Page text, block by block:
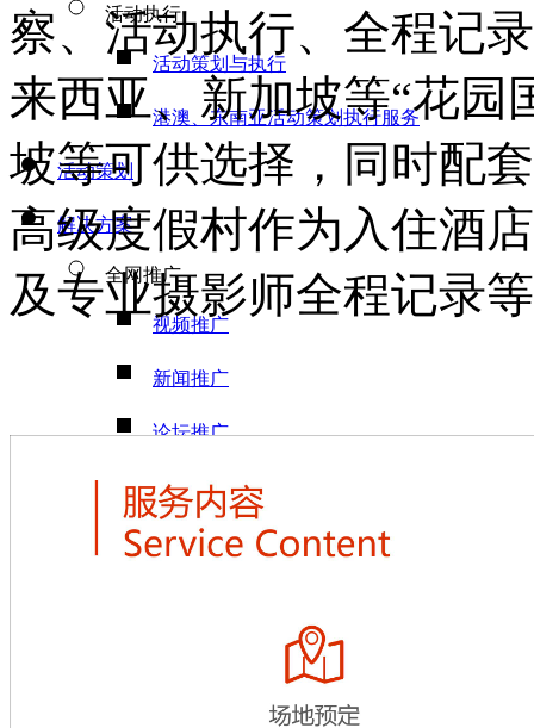
活动执行
活动策划与执行
港澳、东南亚活动策划执行服务
活动策划
解决方案
全网推广
视频推广
新闻推广
论坛推广
文库推广
问答推广
察、活动执行、全程记
来西亚、新加坡等“花园
坡等可供选择，同时配
高级度假村作为入住酒
及专业摄影师全程记录